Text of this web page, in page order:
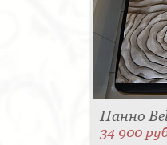
Панно
34 900